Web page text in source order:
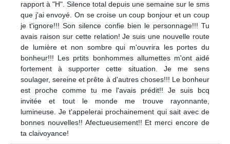
rapport à "H". Silence total depuis une semaine sur le sms
que j'ai envoyé. On se croise un coup bonjour et un coup
je t'ignore!!! Son silence confie bien le personnage!!! Tu
avais raison sur cette relation! Je suis une nouvelle route
de lumière et non sombre qui m'ouvrira les portes du
bonheur!!! Les prtits bonhommes allumettes m'ont aidé
fortement à supporter cette situation. Je me sens
soulager, sereine et prête à d'autres choses!!! Le bonheur
est proche comme tu me l'avais prédit!! Je suis bcq
invitée et tout le monde me trouve rayonnante,
lumineuse. Je t'appelerai prochainement qui sait avec de
bonnes nouvelles!! Afectueusement!! Et merci encore de
ta claivoyance!